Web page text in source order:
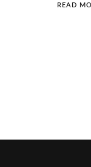
READ